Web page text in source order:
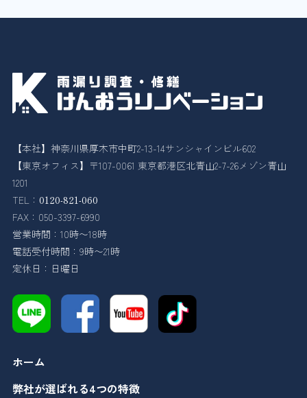
【本社】神奈川県厚木市中町2-13-14サンシャインビル602
【東京オフィス】〒107-0061 東京都港区北青山2-7-26メゾン青山
1201
TEL： 0120-821-060
FAX：050-3397-6990
営業時間：10時〜18時
電話受付時間：9時〜21時
定休日：日曜日
ホーム
弊社が選ばれる4つの特徴